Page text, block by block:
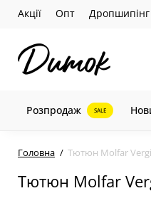
Акції Опт Дропшипінг
Розпродаж SALE
Головна Тютюн Molfar
Тютюн Molfar